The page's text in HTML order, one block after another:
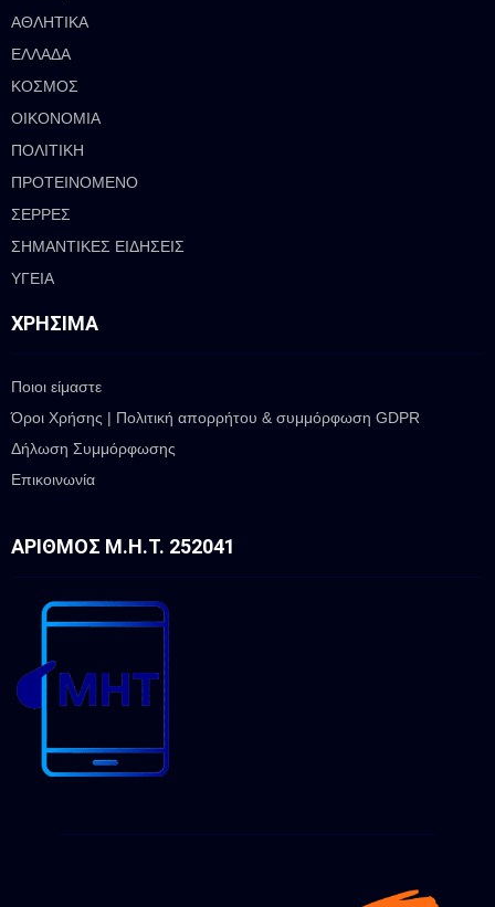
ΑΘΛΗΤΙΚΑ
ΕΛΛΑΔΑ
ΚΟΣΜΟΣ
ΟΙΚΟΝΟΜΙΑ
ΠΟΛΙΤΙΚΗ
ΠΡΟΤΕΙΝΟΜΕΝΟ
ΣΕΡΡΕΣ
ΣΗΜΑΝΤΙΚΕΣ ΕΙΔΗΣΕΙΣ
ΥΓΕΙΑ
ΧΡΉΣΙΜΑ
Ποιοι είμαστε
Όροι Χρήσης | Πολιτική απορρήτου & συμμόρφωση GDPR
Δήλωση Συμμόρφωσης
Επικοινωνία
ΑΡΙΘΜΌΣ Μ.Η.Τ. 252041